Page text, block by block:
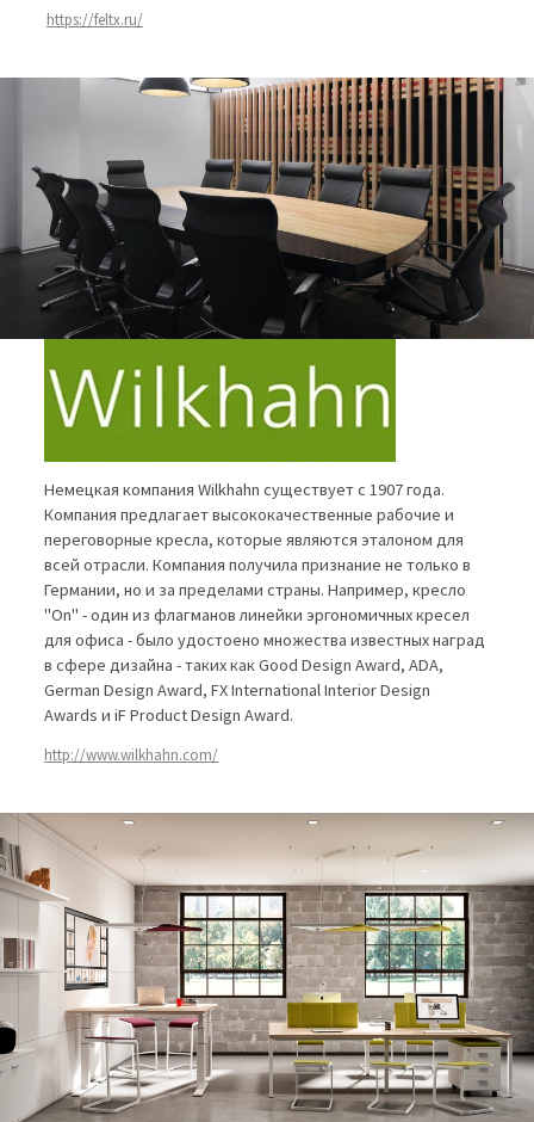
https://feltx.ru/
Немецкая компания Wilkhahn существует с 1907 года.
Компания предлагает высококачественные рабочие и
переговорные кресла, которые являются эталоном для
всей отрасли. Компания получила признание не только в
Германии, но и за пределами страны. Например, кресло
"On" - один из флагманов линейки эргономичных кресел
для офиса - было удостоено множества известных наград
в сфере дизайна - таких как Good Design Award, ADA,
German Design Award, FX International Interior Design
Awards и iF Product Design Award.
http://www.wilkhahn.com/